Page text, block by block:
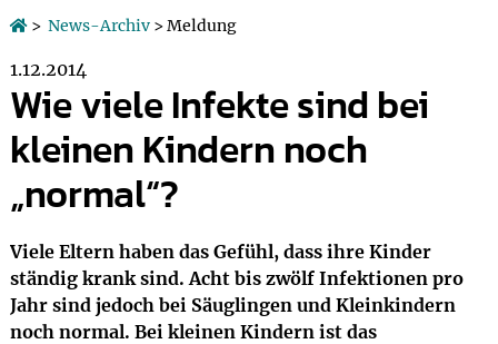
> News-Archiv> Meldung
1.12.2014
Wie viele Infekte sind bei
kleinen Kindern noch
„normal“?
Viele Eltern haben das Gefühl, dass ihre Kinder
ständig krank sind. Acht bis zwölf Infektionen pro
Jahr sind jedoch bei Säuglingen und Kleinkindern
noch normal. Bei kleinen Kindern ist das